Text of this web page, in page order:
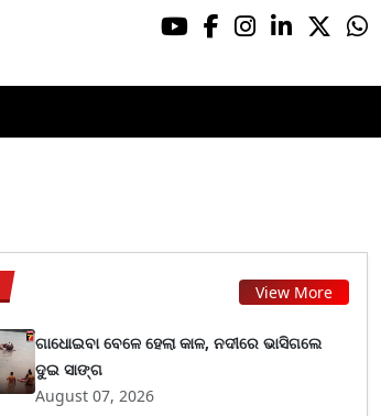
View More
ଗାଧୋଇବା ବେଳେ ହେଲା କାଳ, ନଦୀରେ ଭାସିଗଲେ
ଦୁଇ ସାଙ୍ଗ
August 07, 2026